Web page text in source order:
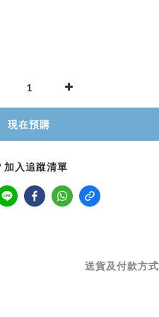
現在預購
加入追蹤清單
送貨及付款方式